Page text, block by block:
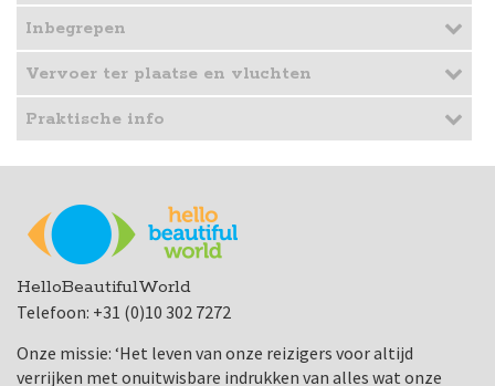
Inbegrepen
Vervoer ter plaatse en vluchten
Praktische info
HelloBeautifulWorld
Telefoon: +31 (0)10 302 7272
Onze missie: ‘Het leven van onze reizigers voor altijd
verrijken met onuitwisbare indrukken van alles wat onze